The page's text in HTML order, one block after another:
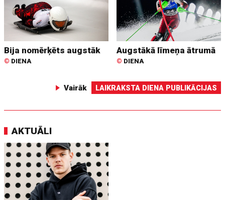
Bija nomērķēts augstāk
© DIENA
Augstākā līmeņa ātrumā
© DIENA
Vairāk LAIKRAKSTA DIENA PUBLIKĀCIJAS
AKTUĀLI